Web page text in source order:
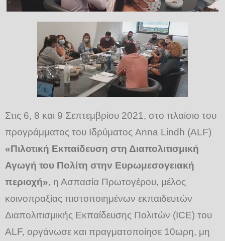
Στις 6, 8 και 9 Σεπτεμβρίου 2021, στο πλαίσιο του
προγράμματος του Ιδρύματος Anna Lindh (ALF)
«Πιλοτική Εκπαίδευση στη Διαπολιτισμική
Αγωγή του Πολίτη στην Ευρωμεσογειακή
περιοχή», η Ασπασία Πρωτογέρου, μέλος
κοινοπραξίας πιστοποιημένων εκπαιδευτών
Διαπολιτισμικής Εκπαίδευσης Πολιτών (ICE) του
ALF, οργάνωσε και πραγματοποίησε 10ωρη, μη